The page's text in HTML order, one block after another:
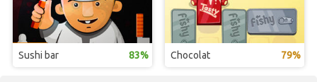
Sushi bar 83% Chocolat 79%